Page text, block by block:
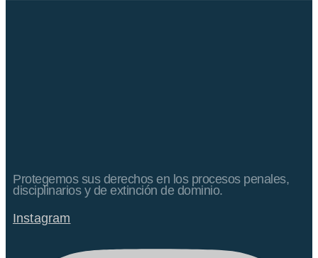
Protegemos sus derechos en los procesos penales,
disciplinarios y de extinción de dominio.
Instagram